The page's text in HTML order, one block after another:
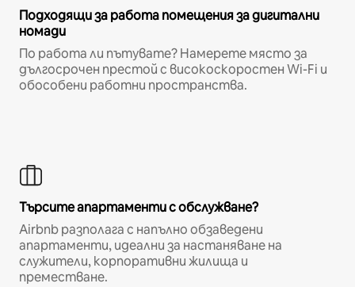
Подходящи за работа помещения за дигитални
номади
По работа ли пътувате? Намерете място за
дългосрочен престой с високоскоростен Wi-Fi и
обособени работни пространства.
Търсите апартаменти с обслужване?
Airbnb разполага с напълно обзаведени
апартаменти, идеални за настаняване на
служители, корпоративни жилища и
преместване.